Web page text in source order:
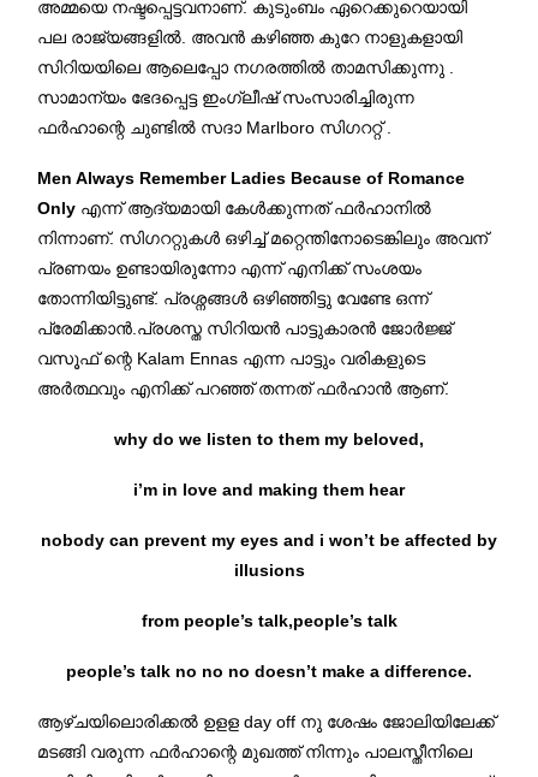
അമ്മയെ നഷ്ടപ്പെട്ടവനാണ്. കുടുംബം ഏറെക്കുറെയായി
പല രാജ്യങ്ങളിൽ. അവൻ കഴിഞ്ഞ കുറേ നാളുകളായി
സിറിയയിലെ ആലെപ്പോ നഗരത്തിൽ താമസിക്കുന്നു .
സാമാന്യം ഭേദപ്പെട്ട ഇംഗ്ലീഷ് സംസാരിച്ചിരുന്ന
ഫർഹാന്റെ ചുണ്ടിൽ സദാ Marlboro സിഗററ്റ് .
Men Always Remember Ladies Because of Romance
Only എന്ന് ആദ്യമായി കേൾക്കുന്നത് ഫർഹാനിൽ
നിന്നാണ്. സിഗററ്റുകൾ ഒഴിച്ച് മറ്റെന്തിനോടെങ്കിലും അവന്
പ്രണയം ഉണ്ടായിരുന്നോ എന്ന് എനിക്ക് സംശയം
തോന്നിയിട്ടുണ്ട്. പ്രശ്നങ്ങൾ ഒഴിഞ്ഞിട്ടു വേണ്ടേ ഒന്ന്
പ്രേമിക്കാൻ.പ്രശസ്ത സിറിയൻ പാട്ടുകാരൻ ജോർജ്ജ്
വസൂഫ് ന്റെ Kalam Ennas എന്ന പാട്ടും വരികളുടെ
അർത്ഥവും എനിക്ക് പറഞ്ഞ് തന്നത് ഫർഹാൻ ആണ്.
why do we listen to them my beloved,
i’m in love and making them hear
nobody can prevent my eyes and i won’t be affected by
illusions
from people’s talk,people’s talk
people’s talk no no no doesn’t make a difference.
ആഴ്ചയിലൊരിക്കൽ ഉളള day off നു ശേഷം ജോലിയിലേക്ക്
മടങ്ങി വരുന്ന ഫർഹാന്റെ മുഖത്ത് നിന്നും പാലസ്തീനിലെ